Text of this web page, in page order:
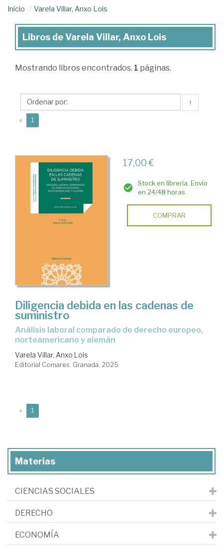
Inicio Varela Villar, Anxo Lois
Libros
Varela
Anxo
Lois
Libros de Varela Villar, Anxo Lois
Mostrando libros encontrados. 1 páginas.
↑
« 1
17,00 €
Stock en librería. Envío
en 24/48 horas
COMPRAR
Diligencia debida en las cadenas de
suministro
Análisis laboral comparado de derecho europeo,
norteamericano y alemán
Varela Villar, Anxo Lois
Editorial Comares. Granada, 2025
« 1
Materias
CIENCIAS SOCIALES
DERECHO
ECONOMÍA